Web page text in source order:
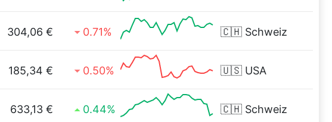
304,06 € 0.71% 🇨🇭 Schweiz
185,34 € 0.50% 🇺🇸 USA
633,13 € 0.44% 🇨🇭 Schweiz